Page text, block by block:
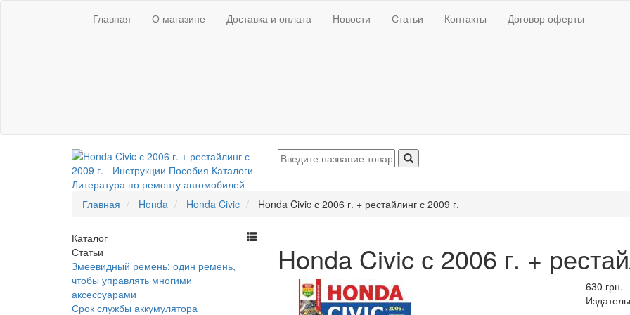
Главная О магазине Доставка и оплата Новости Статьи Контакты Договор оферты
Главная Honda Honda Civic Honda Civic с 2006 г. + рестайлинг с 2009 г.
Каталог
Статьи
Змеевидный ремень: один ремень,
чтобы управлять многими
аксессуарами
Срок службы аккумулятора
Honda Civic с 2006 г. +
630 грн.